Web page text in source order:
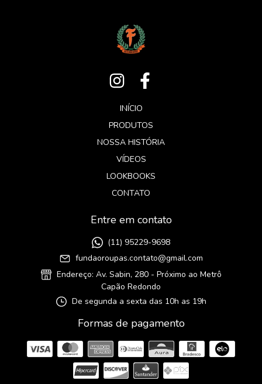
INÍCIO
PRODUTOS
NOSSA HISTÓRIA
VÍDEOS
LOOKBOOKS
CONTATO
Entre em contato
(11) 95229-9698
fundaoroupas.contato@gmail.com
Endereço: Av. Sabin, 280 - Próximo ao Metrô
Capão Redondo
De segunda a sexta das 10h as 19h
Formas de pagamento